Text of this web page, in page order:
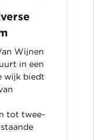
Wijnen
in een
wijk biedt
tot twee-